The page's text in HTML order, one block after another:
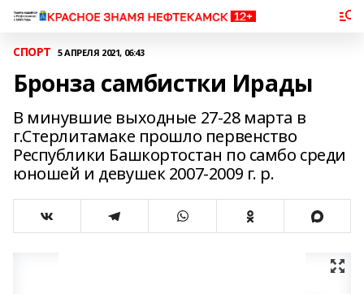
СПОРТ 5 АПРЕЛЯ 2021, 06:43
Бронза самбистки Ирады
В минувшие выходные 27-28 марта в
г.Стерлитамаке прошло первенство
Республики Башкортостан по самбо среди
юношей и девушек 2007-2009 г. р.